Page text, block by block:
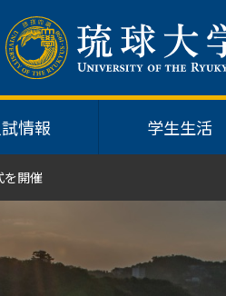
情報 学生生活
を開催